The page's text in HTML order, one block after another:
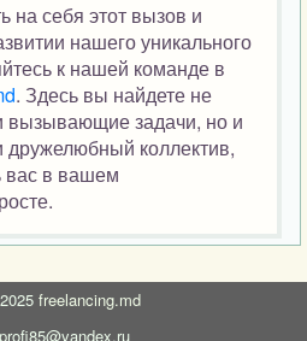
на себя этот вызов и
нашего уникального
к нашей команде в
. Здесь вы найдете не
вызывающие задачи, но и
коллектив,
вас в вашем
freelancing.md